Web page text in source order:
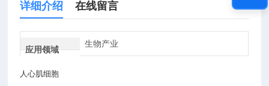
详细介绍 在线留言
应用领域
生物产业
人心肌细胞